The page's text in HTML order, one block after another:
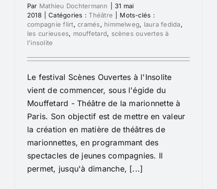
Par Mathieu Dochtermann
31 mai
2018
Catégories :Théâtre
Mots-clés :
compagnie flirt,cramés, himmelweg, laura fedida,
les curieuses, mouffetard, scènes ouvertes à
l'insolite
Le festival Scènes Ouvertes à l'Insolite
vient de commencer, sous l'égide du
Mouffetard - Théâtre de la marionnette à
Paris. Son objectif est de mettre en valeur
la création en matière de théâtres de
marionnettes, en programmant des
spectacles de jeunes compagnies. Il
permet, jusqu'à dimanche, [...]